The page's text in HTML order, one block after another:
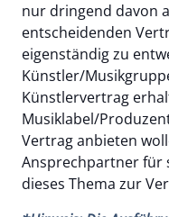
nur dringend davon
entscheidenden
eigenständig zu
Künstler/
Künstlervertrag
Musiklabel/
Vertrag anbieten
Ansprechpartner für
dieses Thema zur